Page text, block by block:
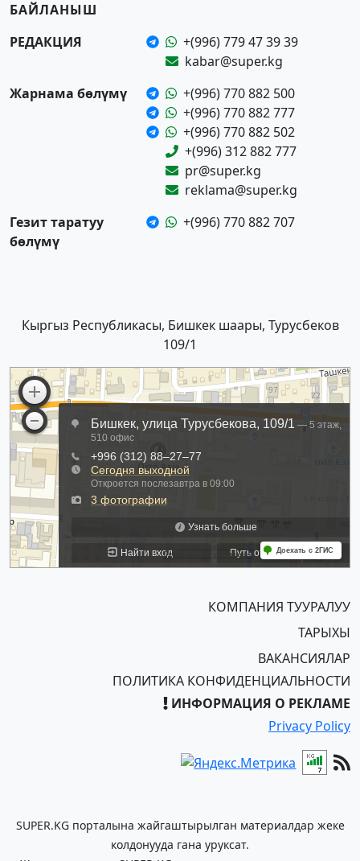
БАЙЛАНЫШ
РЕДАКЦИЯ
+(996) 779 47 39 39
kabar@super.kg
Жарнама бөлүмү
+(996) 770 882 500
+(996) 770 882 777
+(996) 770 882 502
+(996) 312 882 777
pr@super.kg
reklama@super.kg
Гезит таратуу
бөлүмү
+(996) 770 882 707
Кыргыз Республикасы, Бишкек шаары, Турусбеков
109/1
КОМПАНИЯ ТУУРАЛУУ
ТАРЫХЫ
ВАКАНСИЯЛАР
ПОЛИТИКА КОНФИДЕНЦИАЛЬНОСТИ
ИНФОРМАЦИЯ О РЕКЛАМЕ
Privacy Policy
SUPER.KG порталына жайгаштырылган материалдар жеке
колдонууда гана уруксат.